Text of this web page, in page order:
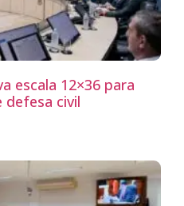
escala 12×36 para
defesa civil